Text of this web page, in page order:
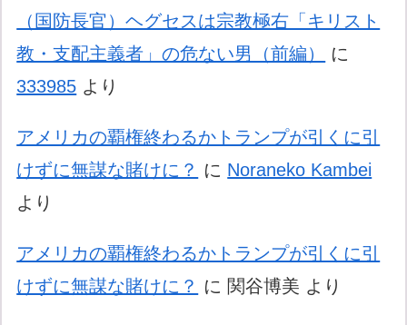
（国防長官）ヘグセスは宗教極右「キリスト
教・支配主義者」の危ない男（前編）
に
333985 より
アメリカの覇権終わるかトランプが引くに引
けずに無謀な賭けに？ に Noraneko Kambei
より
アメリカの覇権終わるかトランプが引くに引
けずに無謀な賭けに？ に 関谷博美 より